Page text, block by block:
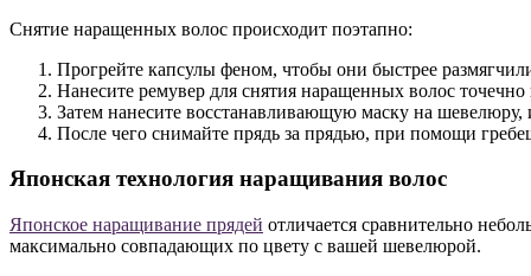
Снятие наращенных волос происходит поэтапно:
Прогрейте капсулы феном, чтобы они быстрее
Нанесите ремувер для снятия наращенных волос
Затем нанесите восстанавливающую маску на
После чего снимайте прядь за прядью, при помощи
Японская технология наращивания волос
Японское наращивание прядей отличается сравнительно
максимально совпадающих по цвету с вашей шевелюрой.